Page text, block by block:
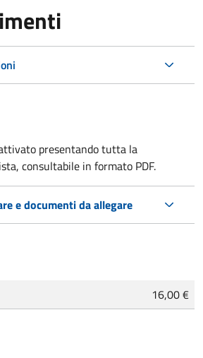
presentando tutta la
consultabile in formato PDF.
e documenti da allegare
16,00 €